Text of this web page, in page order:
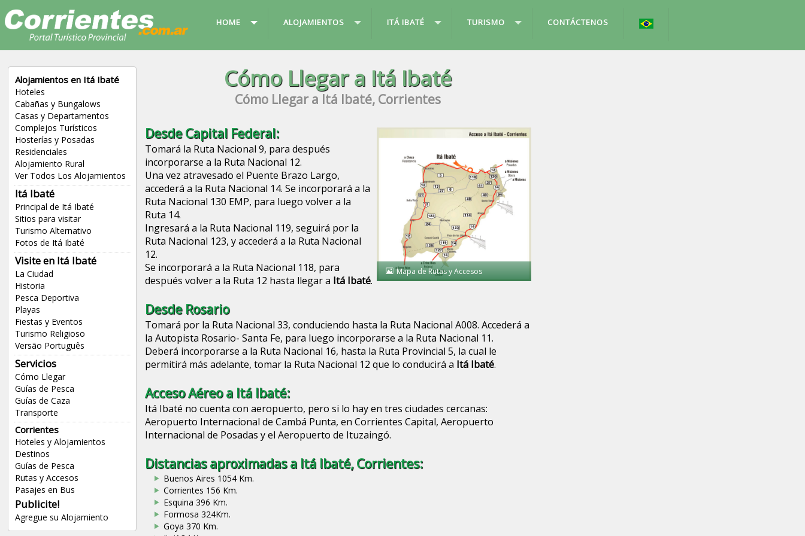
HOME ALOJAMIENTOS ITÁ IBATÉ TURISMO CONTÁCTENOS
Alojamientos en Itá Ibaté
Hoteles
Cabañas y Bungalows
Casas y Departamentos
Complejos Turísticos
Hosterías y Posadas
Residenciales
Alojamiento Rural
Ver Todos Los Alojamientos
Itá Ibaté
Principal de Itá Ibaté
Sitios para visitar
Turismo Alternativo
Fotos de Itá Ibaté
Visite en Itá Ibaté
La Ciudad
Historia
Pesca Deportiva
Playas
Fiestas y Eventos
Turismo Religioso
Versão Português
Servicios
Cómo Llegar
Guías de Pesca
Guías de Caza
Transporte
Corrientes
Hoteles y Alojamientos
Destinos
Guías de Pesca
Rutas y Accesos
Pasajes en Bus
Publicite!
Agregue su Alojamiento
Cómo Llegar a Itá Ibaté
Cómo Llegar a Itá Ibaté, Corrientes
Mapa de Rutas y Accesos
Desde Capital Federal:
Tomará la Ruta Nacional 9, para después
incorporarse a la Ruta Nacional 12.
Una vez atravesado el Puente Brazo Largo,
accederá a la Ruta Nacional 14. Se incorporará a la
Ruta Nacional 130 EMP, para luego volver a la
Ruta 14.
Ingresará a la Ruta Nacional 119, seguirá por la
Ruta Nacional 123, y accederá a la Ruta Nacional
12.
Se incorporará a la Ruta Nacional 118, para
después volver a la Ruta 12 hasta llegar a Itá Ibaté.
Desde Rosario
Tomará por la Ruta Nacional 33, conduciendo hasta la Ruta Nacional A008. Accederá a
la Autopista Rosario- Santa Fe, para luego incorporarse a la Ruta Nacional 11.
Deberá incorporarse a la Ruta Nacional 16, hasta la Ruta Provincial 5, la cual le
permitirá más adelante, tomar la Ruta Nacional 12 que lo conducirá a Itá Ibaté.
Acceso Aéreo a Itá Ibaté:
Itá Ibaté no cuenta con aeropuerto, pero si lo hay en tres ciudades cercanas:
Aeropuerto Internacional de Cambá Punta, en Corrientes Capital, Aeropuerto
Internacional de Posadas y el Aeropuerto de Ituzaingó.
Distancias aproximadas a Itá Ibaté, Corrientes:
Buenos Aires 1054 Km.
Corrientes 156 Km.
Esquina 396 Km.
Formosa 324Km.
Goya 370 Km.